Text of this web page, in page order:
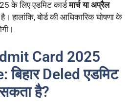
के लिए एडमिट कार्डमार्च या अप्रैल
हालांकि, बोर्ड की आधिकारिक घोषणा के
Card 2025
Deled एडमिट
सकता है?